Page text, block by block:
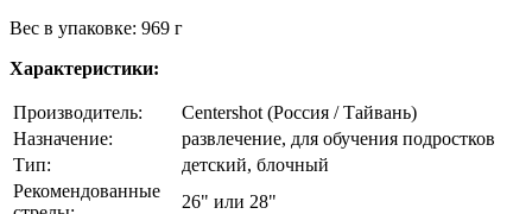
Вес в упаковке: 969 г
Характеристики:
Производитель:
Centershot (Россия / Тайвань)
Назначение:
развлечение, для обучения подростков
Тип:
детский, блочный
Рекомендованные
26" или 28"